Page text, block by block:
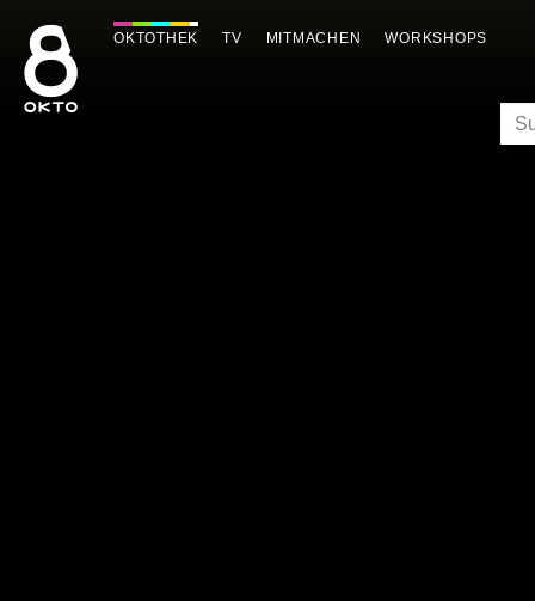
Inhalt
springen
OKTOTHEK TV MITMACHEN WORKSHOPS